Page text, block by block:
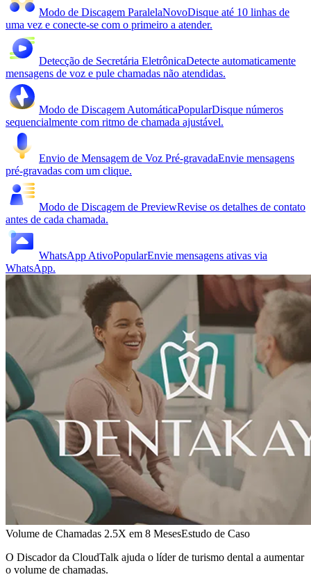
Modo de Discagem ParalelaNovoDisque até 10 linhas de
uma vez e conecte-se com o primeiro a atender.
Detecção de Secretária EletrônicaDetecte automaticamente
mensagens de voz e pule chamadas não atendidas.
Modo de Discagem AutomáticaPopularDisque números
sequencialmente com ritmo de chamada ajustável.
Envio de Mensagem de Voz Pré-gravadaEnvie mensagens
pré-gravadas com um clique.
Modo de Discagem de PreviewRevise os detalhes de contato
antes de cada chamada.
WhatsApp AtivoPopularEnvie mensagens ativas via
WhatsApp.
Volume de Chamadas 2.5X em 8 MesesEstudo de Caso
O Discador da CloudTalk ajuda o líder de turismo dental a aumentar
o volume de chamadas.